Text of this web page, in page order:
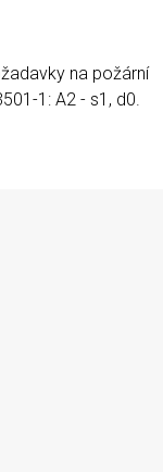
na požární
1: A2 - s1, d0.